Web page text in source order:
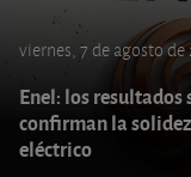
viernes, 7 de agosto de
Enel: los resultados
confirman la
eléctrico